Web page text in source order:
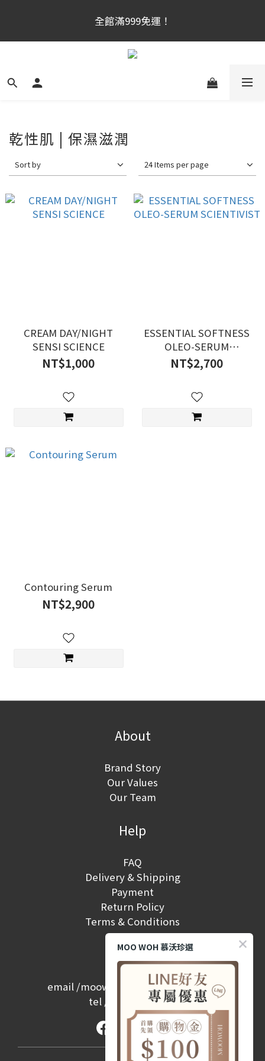
官網新會員首購享$300購物金！（註冊180天内有效，
滿千使用）
全館滿999免運！
官網新會員首購享$300購物金！（註冊180天内有效，
乾性肌 | 保濕滋潤
Sort by 24 Items per page
CREAM DAY/NIGHT
SENSI SCIENCE
NT$1,000
ESSENTIAL SOFTNESS
OLEO-SERUM
SCIENTIVIST
NT$2,700
Contouring Serum
NT$2,900
About
Brand Story
Our Values
Our Team
Help
FAQ
Delivery & Shipping
Payment
Return Policy
Terms & Conditions
Contact
email /moowoh.service@gmail.com
tel /
(02) 2657-2968
MOO WOH 慕沃珍選